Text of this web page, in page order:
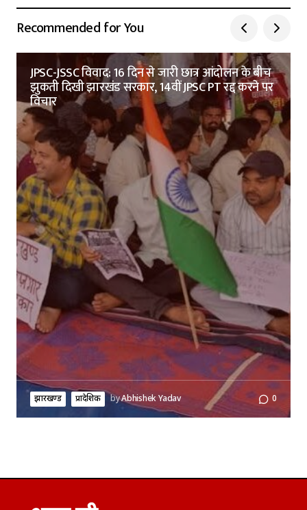
Recommended for You
JPSC-JSSC विवाद: 16 दिन से जारी छात्र आंदोलन के बीच
झुकती दिखी झारखंड सरकार, 14वीं JPSC PT रद्द करने पर
विचार
झारखण्ड प्रादेशिक byAbhishek Yadav 0